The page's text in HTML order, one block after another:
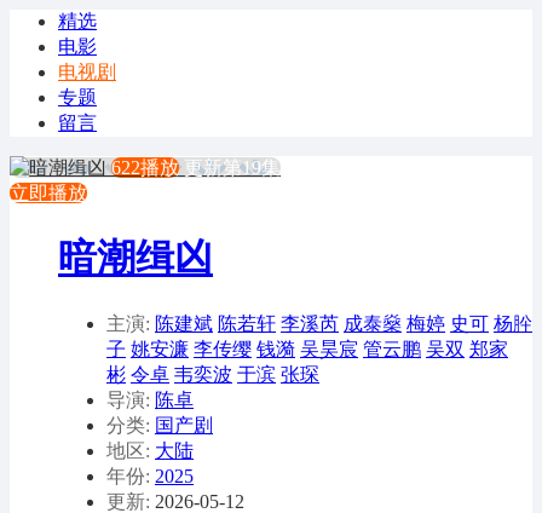
精选
电影
电视剧
专题
留言
622播放 更新第19集
立即播放
暗潮缉凶
主演: 陈建斌 陈若轩 李溪芮 成泰燊 梅婷 史可 杨肸
子 姚安濂 李传缨 钱漪 吴昊宸 管云鹏 吴双 郑家
彬 令卓 韦奕波 于滨 张琛
导演: 陈卓
分类: 国产剧
地区: 大陆
年份: 2025
更新: 2026-05-12